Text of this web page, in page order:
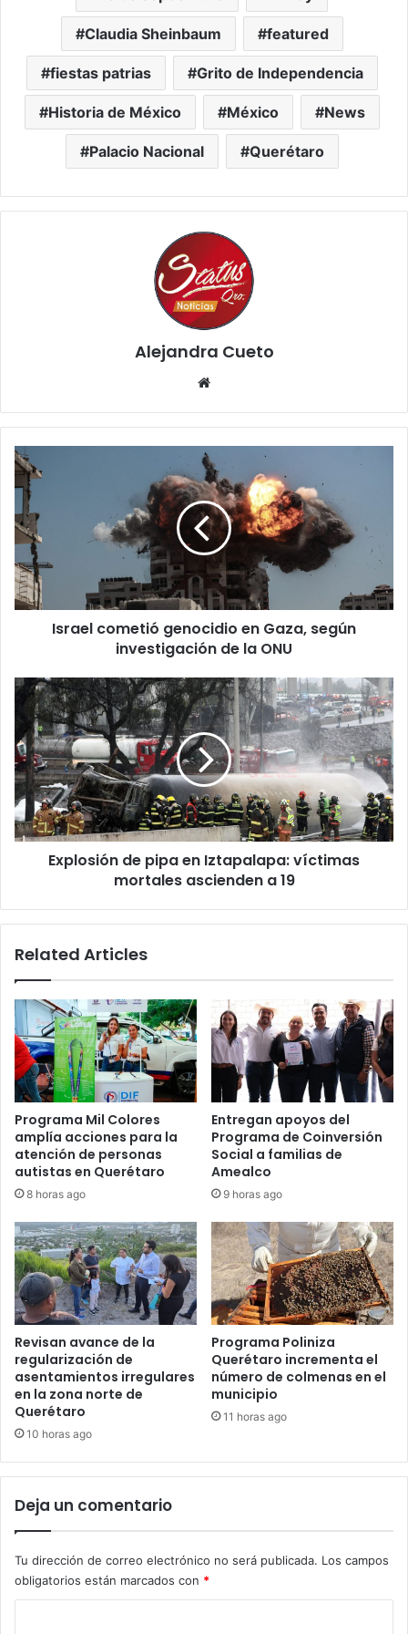
Claudia Sheinbaum featured
fiestas patrias Grito de Independencia
Historia de México México News
Palacio Nacional Querétaro
Alejandra Cueto
Israel
cometió
genocidio
en
Gaza,
según
investigación
de
la
Israel cometió genocidio en Gaza, según
investigación de la ONU
Explosión
de
pipa
en
Iztapalapa:
víctimas
mortales
ascienden
a
Explosión de pipa en Iztapalapa: víctimas
mortales ascienden a 19
Related Articles
Programa Mil Colores
amplía acciones para la
atención de personas
autistas en Querétaro
8 horas ago
Entregan apoyos del
Programa de Coinversión
Social a familias de
Amealco
9 horas ago
Revisan avance de la
regularización de
asentamientos irregulares
en la zona norte de
Querétaro
10 horas ago
Programa Poliniza
Querétaro incrementa el
número de colmenas en el
municipio
11 horas ago
Deja un comentario
Tu dirección de correo electrónico no será publicada. Los campos
obligatorios están marcados con *